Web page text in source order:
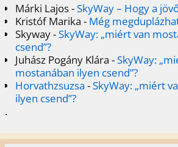
Márki Lajos-SkyWay – Hogy a
Kristóf Marika - Még
Skyway-SkyWay: „miért van
csend”?
Juhász Pogány Klára -SkyWay:
mostanában ilyen csend”?
Horvathzsuzsa -SkyWay: „miért
ilyen csend”?
.